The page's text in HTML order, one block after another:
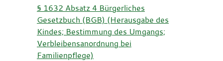
§ 1632 Absatz 4 Bürgerliches
Gesetzbuch (BGB) (Herausgabe des
Kindes; Bestimmung des Umgangs;
Verbleibensanordnung bei
Familienpflege)